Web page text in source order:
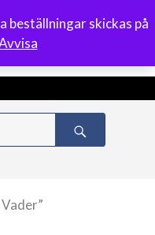
beställningar skickas på
0